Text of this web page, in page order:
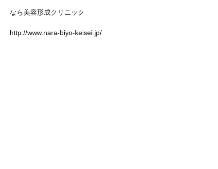
なら美容形成クリニック
http://www.nara‐biyo‐keisei.jp/